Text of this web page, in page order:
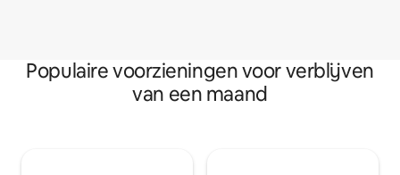
Populaire voorzieningen voor verblijven
van een maand